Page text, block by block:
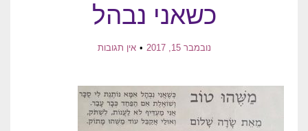
כשאני נבהל
נובמבר 15, 2017 אין תגובות